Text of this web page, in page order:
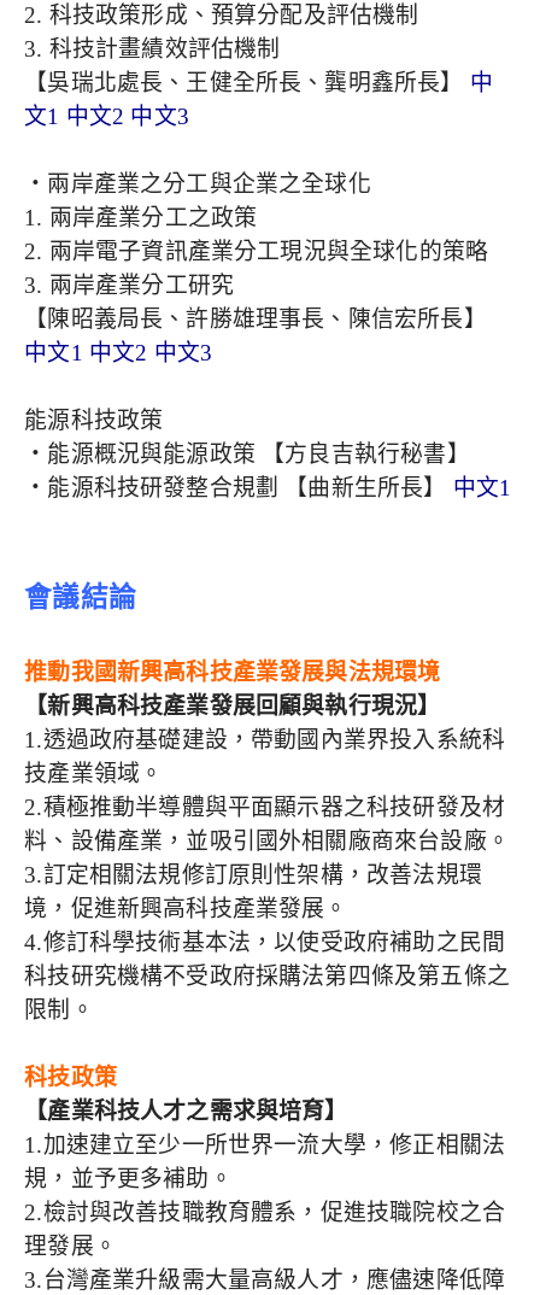
2. 科技政策形成、預算分配及評估機制
3. 科技計畫績效評估機制
【吳瑞北處長、王健全所長、龔明鑫所長】 中
文1 中文2 中文3
‧兩岸產業之分工與企業之全球化
1. 兩岸產業分工之政策
2. 兩岸電子資訊產業分工現況與全球化的策略
3. 兩岸產業分工研究
【陳昭義局長、許勝雄理事長、陳信宏所長】
中文1 中文2 中文3
能源科技政策
‧能源概況與能源政策 【方良吉執行秘書】
‧能源科技研發整合規劃 【曲新生所長】 中文1
會議結論
推動我國新興高科技產業發展與法規環境
【新興高科技產業發展回顧與執行現況】
1.透過政府基礎建設，帶動國內業界投入系統科
技產業領域。
2.積極推動半導體與平面顯示器之科技研發及材
料、設備產業，並吸引國外相關廠商來台設廠。
3.訂定相關法規修訂原則性架構，改善法規環
境，促進新興高科技產業發展。
4.修訂科學技術基本法，以使受政府補助之民間
科技研究機構不受政府採購法第四條及第五條之
限制。
科技政策
【產業科技人才之需求與培育】
1.加速建立至少一所世界一流大學，修正相關法
規，並予更多補助。
2.檢討與改善技職教育體系，促進技職院校之合
理發展。
3.台灣產業升級需大量高級人才，應儘速降低障